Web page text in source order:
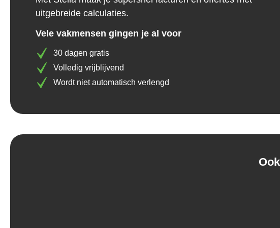
uitgebreide calculaties.
Vele vakmensen gingen je al voor
30 dagen gratis
Volledig vrijblijvend
Wordt niet automatisch verlengd